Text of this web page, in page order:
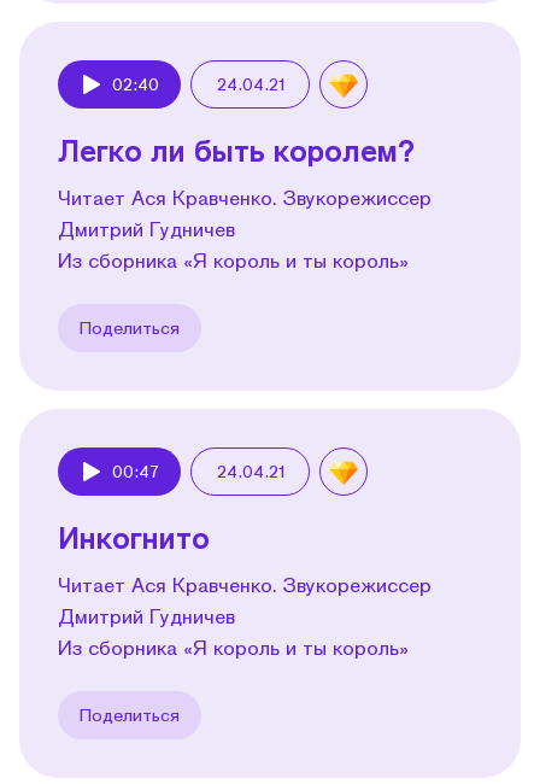
02:40 24.04.21
Легко ли быть королем?
Читает Ася Кравченко. Звукорежиссер
Дмитрий Гудничев
Из сборника «Я король и ты король»
Поделиться
00:47 24.04.21
Инкогнито
Читает Ася Кравченко. Звукорежиссер
Дмитрий Гудничев
Из сборника «Я король и ты король»
Поделиться